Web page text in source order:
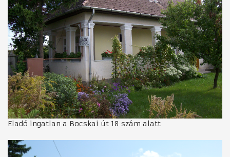
Eladó ingatlan a Bocskai út 18 szám alatt